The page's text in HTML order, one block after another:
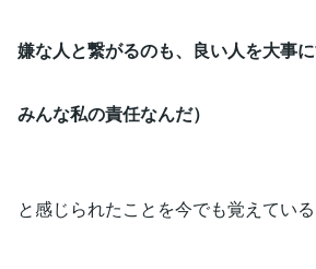
嫌な人と繋がるのも、良い人を大事に
みんな私の責任なんだ）
と感じられたことを今でも覚えている